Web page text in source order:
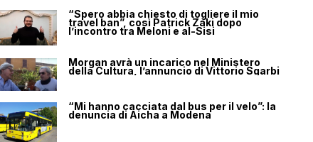
“Spero abbia chiesto di togliere il mio
travel ban”, così Patrick Zaki dopo
l’incontro tra Meloni e al-Sisi
Morgan avrà un incarico nel Ministero
della Cultura, l’annuncio di Vittorio Sgarbi
“Mi hanno cacciata dal bus per il velo”: la
denuncia di Aicha a Modena